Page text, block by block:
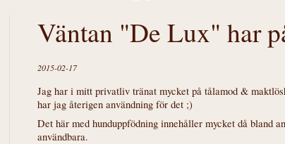
Väntan "De Lux" har
2015-02-17
Jag har i mitt privatliv tränat mycket på tålamod &
har jag återigen användning för det ;)
Det här med hunduppfödning innehåller mycket då bland
användbara.